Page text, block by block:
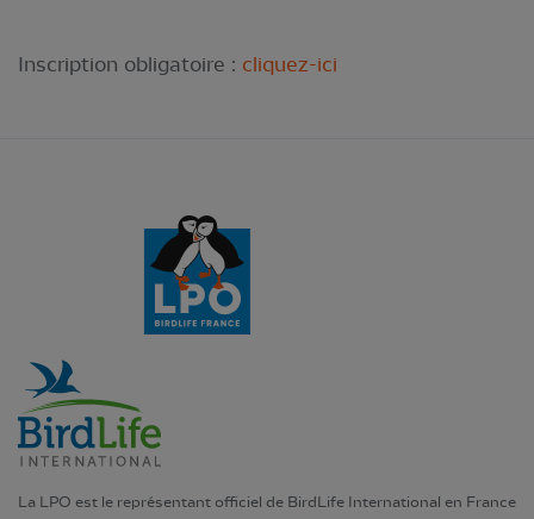
Inscription obligatoire : cliquez-ici
La LPO est le représentant officiel de BirdLife International en France